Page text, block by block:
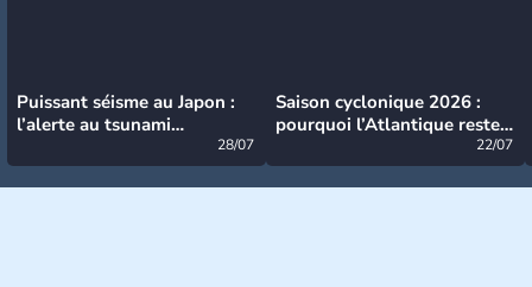
Puissant séisme au Japon :
l’alerte au tsunami
28/07
Saison cyclonique 2026 :
pourquoi l’Atlantique reste
22/07